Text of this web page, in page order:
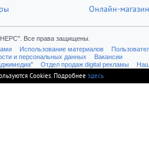
Онлайн-магазин
Все права защищены.
Использование материалов
и персональных данных
Вакансии
Отдел продаж digital рекламы
Cookies. Подробнее здесь